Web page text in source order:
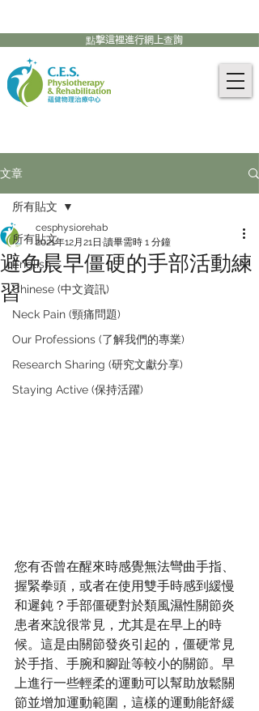
點擊這裡進行網上查詢
文章
所有貼文
English
Chinese (中文資訊)
Neck Pain (頸痛問題)
Our Professions (了解我們的專業)
Research Sharing (研究文獻分享)
Staying Active (保持活躍)
所有貼文
避免晨早僵硬的手部活動練
習
cesphysiorehab
2021年12月21日 讀畢需時 1 分鐘
您有否曾在醒來時感覺無法彎曲手指、
握緊拳頭，或者在使用雙手時感到緩慢
和遲鈍？手部僵硬對於類風濕性關節炎
患者來說很常見，尤其是在早上的時
候。這是由關節發炎引起的，僵硬常見
於手指、手腕和腳趾等較小的關節。早
上進行一些輕柔的運動可以幫助放鬆關
節並增加運動範圍，這樣的運動能舒緩